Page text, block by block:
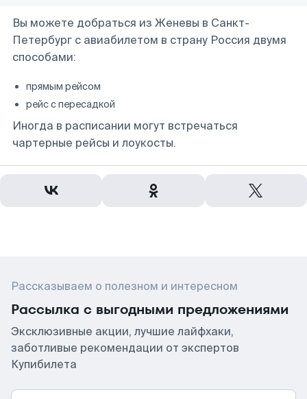
Вы можете добраться из Женевы в Санкт-
Петербург с авиабилетом в страну Россия двумя
способами:
прямым рейсом
рейс с пересадкой
Иногда в расписании могут встречаться
чартерные рейсы и лоукосты.
Рассказываем о полезном и интересном
Рассылка с выгодными предложениями
Эксклюзивные акции, лучшие лайфхаки,
заботливые рекомендации от экспертов
Купибилета